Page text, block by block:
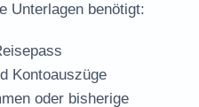
Unterlagen benötigt:
Kontoauszüge
oder bisherige